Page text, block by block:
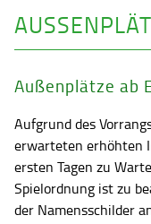
Außenplätze ab
Aufgrund des
erwarteten erhöhten
ersten Tagen zu
Spielordnung ist zu
der Namensschilder